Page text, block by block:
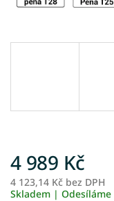
4 989 Kč
4 123,14 Kč bez DPH
Skladem | Odesíláme